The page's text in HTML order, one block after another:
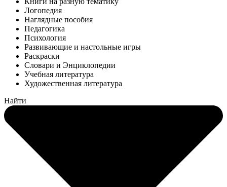
Логопедия
Наглядные пособия
Педагогика
Психология
Развивающие и настольные игры
Раскраски
Словари и Энциклопедии
Учебная литература
Художественная литература
Найти